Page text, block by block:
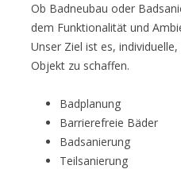
SOLARTECHNIK
Ob Badneubau oder
dem Funktionalität und
Unser Ziel ist es,
Objekt zu schaffen.
Badplanung
Barrierefreie Bäder
Badsanierung
Teilsanierung